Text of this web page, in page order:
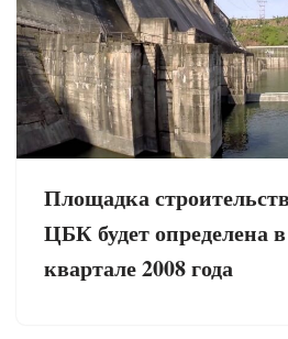
Площадка
ЦБК будет определена
квартале 2008 года